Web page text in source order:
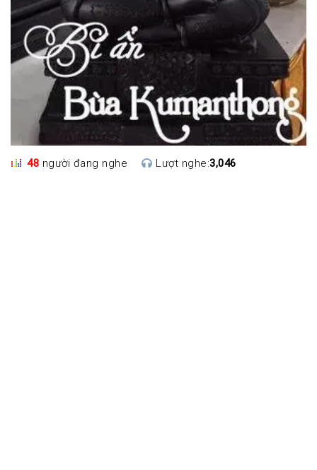
48 người đang nghe Lượt nghe:3,046